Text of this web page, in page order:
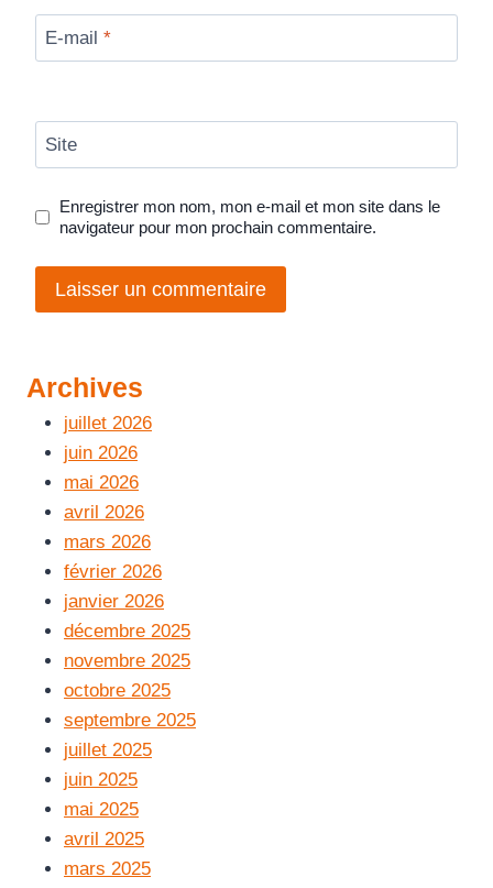
E-mail *
Site
Enregistrer mon nom, mon e-mail et mon site dans le
navigateur pour mon prochain commentaire.
Archives
juillet 2026
juin 2026
mai 2026
avril 2026
mars 2026
février 2026
janvier 2026
décembre 2025
novembre 2025
octobre 2025
septembre 2025
juillet 2025
juin 2025
mai 2025
avril 2025
mars 2025